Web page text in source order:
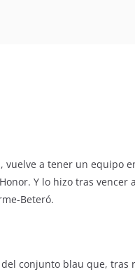
vuelve a tener un equipo
Y lo hizo tras vencer
Beteró.
conjunto blau que,